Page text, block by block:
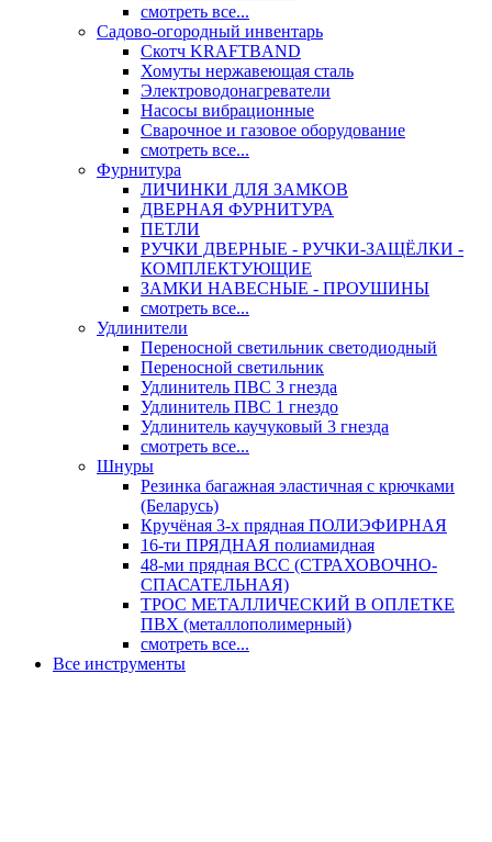
смотреть все...
Садово-огородный инвентарь
Скотч KRAFTBAND
Хомуты нержавеющая сталь
Электроводонагреватели
Насосы вибрационные
Сварочное и газовое оборудование
смотреть все...
Фурнитура
ЛИЧИНКИ ДЛЯ ЗАМКОВ
ДВЕРНАЯ ФУРНИТУРА
ПЕТЛИ
РУЧКИ ДВЕРНЫЕ - РУЧКИ-ЗАЩЁЛКИ -
КОМПЛЕКТУЮЩИЕ
ЗАМКИ НАВЕСНЫЕ - ПРОУШИНЫ
смотреть все...
Удлинители
Переносной светильник светодиодный
Переносной светильник
Удлинитель ПВС 3 гнезда
Удлинитель ПВС 1 гнездо
Удлинитель каучуковый 3 гнезда
смотреть все...
Шнуры
Резинка багажная эластичная с крючками
(Беларусь)
Кручёная 3-х прядная ПОЛИЭФИРНАЯ
16-ти ПРЯДНАЯ полиамидная
48-ми прядная ВСС (СТРАХОВОЧНО-
СПАСАТЕЛЬНАЯ)
ТРОС МЕТАЛЛИЧЕСКИЙ В ОПЛЕТКЕ
ПВХ (металлополимерный)
смотреть все...
Все инструменты